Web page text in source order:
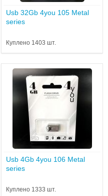
Usb 32Gb 4you 105 Metal
series
Куплено 1403 шт.
Usb 4Gb 4you 106 Metal
series
Куплено 1333 шт.